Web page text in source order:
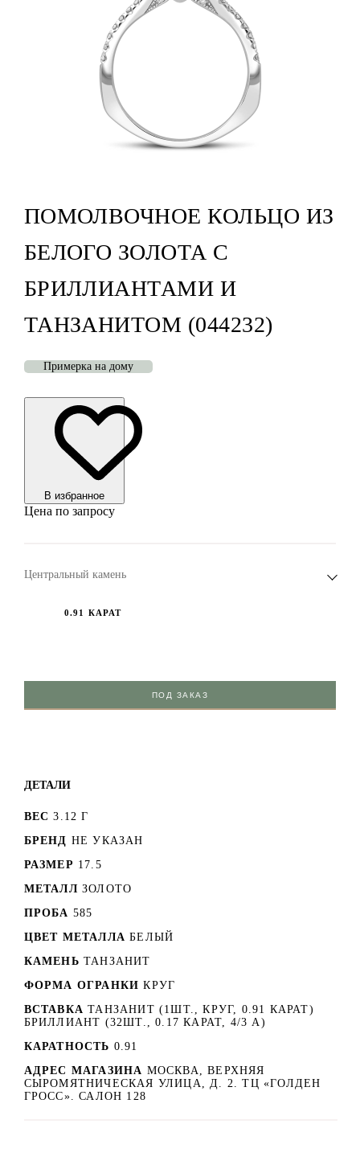
ПОМОЛВОЧНОЕ КОЛЬЦО ИЗ
БЕЛОГО ЗОЛОТА С
БРИЛЛИАНТАМИ И
ТАНЗАНИТОМ (044232)
Примерка на дому
В избранноe
Цена по запросу
Центральный камень
0.91 КАРАТ
ПОД ЗАКАЗ
ДЕТАЛИ
ВЕС 3.12 Г
БРЕНД НЕ УКАЗАН
РАЗМЕР 17.5
МЕТАЛЛ ЗОЛОТО
ПРОБА 585
ЦВЕТ МЕТАЛЛА БЕЛЫЙ
КАМЕНЬ ТАНЗАНИТ
ФОРМА ОГРАНКИ КРУГ
ВСТАВКА ТАНЗАНИТ (1ШТ., КРУГ, 0.91 КАРАТ)
БРИЛЛИАНТ (32ШТ., 0.17 КАРАТ, 4/3 А)
КАРАТНОСТЬ 0.91
АДРЕС МАГАЗИНА МОСКВА, ВЕРХНЯЯ
СЫРОМЯТНИЧЕСКАЯ УЛИЦА, Д. 2. ТЦ «ГОЛДЕН
ГРОСС». САЛОН 128